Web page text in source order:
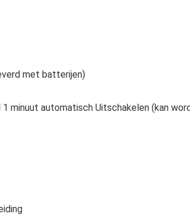
met batterijen)
minuut automatisch Uitschakelen (kan